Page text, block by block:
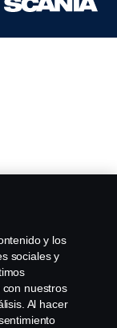
y los
sociales y
nuestros
Al hacer